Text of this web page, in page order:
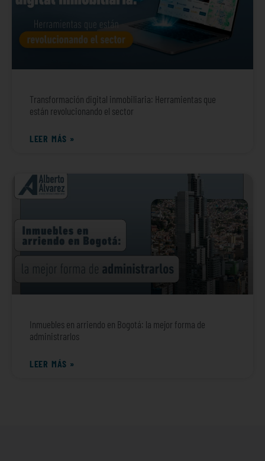
Transformación digital inmobiliaria: Herramientas que
están revolucionando el sector
LEER MÁS »
Inmuebles en arriendo en Bogotá: la mejor forma de
administrarlos
LEER MÁS »